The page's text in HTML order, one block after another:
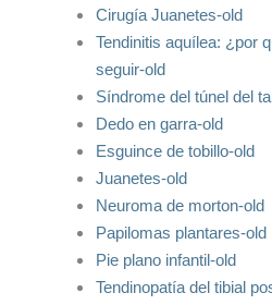
Cirugía Juanetes-old
Tendinitis aquílea: ¿por
seguir-old
Síndrome del túnel del
Dedo en garra-old
Esguince de tobillo-old
Juanetes-old
Neuroma de morton-old
Papilomas plantares-old
Pie plano infantil-old
Tendinopatía del tibial